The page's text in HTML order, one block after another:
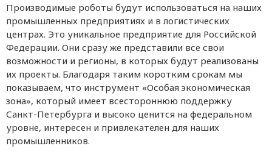
Производимые роботы будут использоваться на наших
промышленных предприятиях и в логистических
центрах. Это уникальное предприятие для Российской
Федерации. Они сразу же представили все свои
возможности и регионы, в которых будут реализованы
их проекты. Благодаря таким коротким срокам мы
показываем, что инструмент «Особая экономическая
зона», который имеет всестороннюю поддержку
Санкт-Петербурга и высоко ценится на федеральном
уровне, интересен и привлекателен для наших
промышленников.